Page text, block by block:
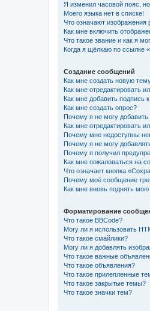
Я изменил часовой пояс,
Моего языка нет в списке!
Что означают
Как мне включить
Что такое звание и как я
Когда я щёлкаю по ссылке
Создание сообщений
Как мне создать новую
Как мне отредактировать
Как мне добавить подпись
Как мне создать опрос?
Почему я не могу
Как мне отредактировать
Почему мне недоступны
Почему я не могу
Почему я получил
Как мне пожаловаться на
Что означает кнопка
Почему моё сообщение
Как мне вновь поднять
Форматирование
Что такое BBCode?
Могу ли я использовать
Что такое смайлики?
Могу ли я добавлять
Что такое важные
Что такое объявления?
Что такое прилепленные
Что такое закрытые темы?
Что такое значки тем?